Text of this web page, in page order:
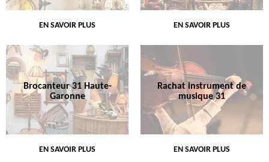
EN SAVOIR PLUS EN SAVOIR PLUS
Brocanteur 31 Haute-
Garonne
EN SAVOIR PLUS
Rachat instrument de
musique 31
EN SAVOIR PLUS